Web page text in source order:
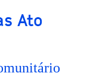
Ato